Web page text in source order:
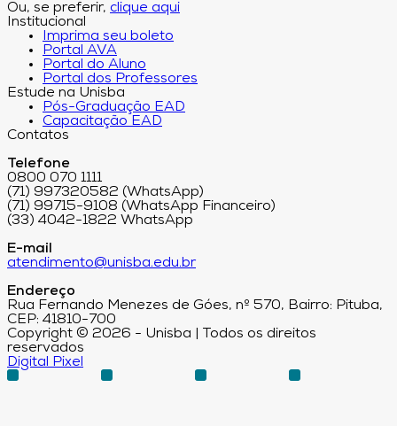
Ou, se preferir, clique aqui
Institucional
Imprima seu boleto
Portal AVA
Portal do Aluno
Portal dos Professores
Estude na Unisba
Pós-Graduação EAD
Capacitação EAD
Contatos
Telefone
0800 070 1111
(71) 997320582 (WhatsApp)
(71) 99715-9108 (WhatsApp Financeiro)
(33) 4042-1822 WhatsApp
E-mail
atendimento@unisba.edu.br
Endereço
Rua Fernando Menezes de Góes, nº 570, Bairro: Pituba,
CEP: 41810-700
Copyright © 2026 - Unisba | Todos os direitos
reservados
Digital Pixel